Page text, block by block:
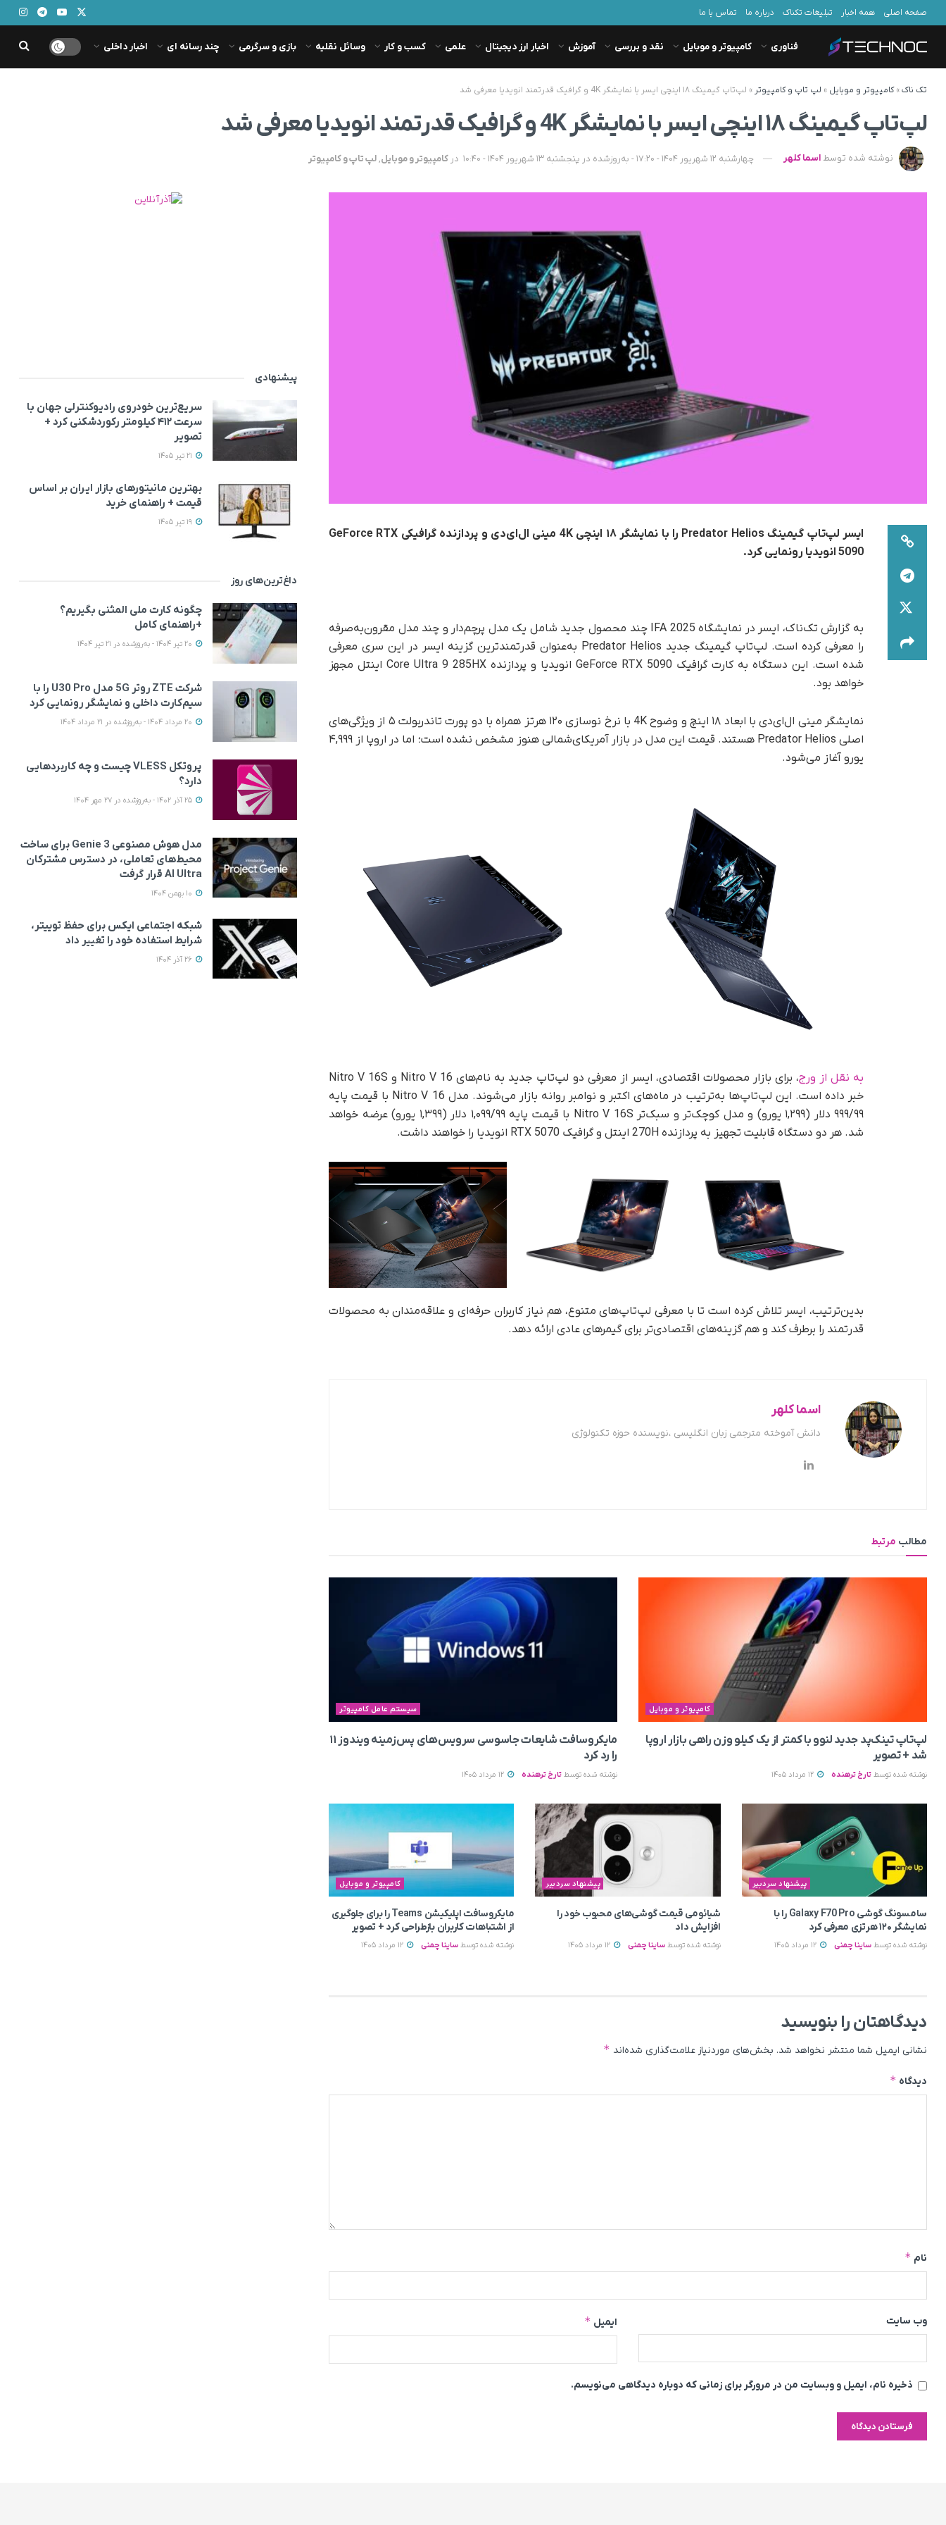
صفحه اصلی همه اخبار تبلیغات تکناک درباره ما تماس با ما
فناوری کامپیوتر و موبایل نقد و بررسی آموزش اخبار ارز دیجیتال علمی کسب و کار وسائل نقلیه بازی و سرگرمی چند رسانه ای اخبار داخلی
تک ناک»کامپیوتر و موبایل » لپ تاپ و کامپیوتر » لپ‌تاپ گیمینگ ۱۸ اینچی ایسر با نمایشگر 4K و گرافیک قدرتمند انویدیا معرفی شد
لپ‌تاپ گیمینگ ۱۸ اینچی ایسر با نمایشگر 4K و گرافیک قدرتمند انویدیا معرفی شد
نوشته شده توسط اسما کلهر چهارشنبه 12 شهریور 1404 - 17:20 - به‌روزشده در پنجشنبه 13 شهریور 1404 - 10:40 در کامپیوتر و موبایل,لپ تاپ و کامپیوتر
ایسر لپ‌تاپ گیمینگ Predator Helios را با نمایشگر ۱۸ اینچی 4K مینی ال‌ای‌دی و پردازنده گرافیکی GeForce RTX
5090 انویدیا رونمایی کرد.
به گزارش تک‌ناک، ایسر در نمایشگاه IFA 2025 چند محصول جدید شامل یک مدل پرچم‌دار و چند مدل مقرون‌به‌صرفه‌
را معرفی کرده است. لپ‌تاپ گیمینگ جدید Predator Helios به‌عنوان قدرتمندترین گزینه ایسر در این سری معرفی
شده است. این دستگاه به کارت گرافیک GeForce RTX 5090 انویدیا و پردازنده Core Ultra 9 285HX اینتل مجهز
خواهد بود.
نمایشگر مینی ال‌ای‌دی با ابعاد ۱۸ اینچ و وضوح 4K با نرخ نوسازی ۱۲۰ هرتز همراه با دو پورت تاندربولت ۵ از ویژگی‌های
اصلی Predator Helios هستند. قیمت این مدل در بازار آمریکای‌شمالی هنوز مشخص نشده است؛ اما در اروپا از ۴,۹۹۹
یورو آغاز می‌شود.
به نقل از ورج
، برای بازار محصولات اقتصادی، ایسر از معرفی دو لپ‌تاپ جدید به نام‌های Nitro V 16 و Nitro V 16S
خبر داده است. این لپ‌تاپ‌ها به‌ترتیب در ماه‌های اکتبر و نوامبر روانه بازار می‌شوند. مدل Nitro V 16 با قیمت پایه
۹۹۹/۹۹ دلار (۱,۲۹۹ یورو) و مدل کوچک‌تر و سبک‌تر Nitro V 16S با قیمت پایه ۱,۰۹۹/۹۹ دلار (۱,۳۹۹ یورو) عرضه خواهد
شد. هر دو دستگاه قابلیت تجهیز به پردازنده 270H اینتل و گرافیک RTX 5070 انویدیا را خواهند داشت.
بدین‌ترتیب، ایسر تلاش کرده است تا با معرفی لپ‌تاپ‌های متنوع، هم نیاز کاربران حرفه‌ای و علاقه‌مندان به محصولات
قدرتمند را برطرف کند و هم گزینه‌های اقتصادی‌تر برای گیمرهای عادی ارائه دهد.
اسما کلهر
دانش آموخته مترجمی زبان انگلیسی ،نویسنده حوزه تکنولوژی
مطالب مرتبط
کامپیوتر و موبایل
لپ‌تاپ تینک‌پد جدید لنوو با کمتر از یک کیلو وزن راهی بازار اروپا
شد + تصویر
نوشته شده توسط تارخ ترهنده
سیستم عامل کامپیوتر
مایکروسافت شایعات جاسوسی سرویس‌های پس‌زمینه ویندوز ۱۱
را رد کرد
نوشته شده توسط تارخ ترهنده
پیشنهاد سردبیر
سامسونگ گوشی Galaxy F70 Pro را با
نمایشگر ۱۲۰ هرتزی معرفی کرد
نوشته شده توسط ساینا چمنی
پیشنهاد سردبیر
شیائومی قیمت گوشی‌های محبوب خود را
افزایش داد
نوشته شده توسط ساینا چمنی 12 مرداد 1405
کامپیوتر و موبایل
مایکروسافت اپلیکیشن Teams را برای جلوگیری
از اشتباهات کاربران بازطراحی کرد + تصویر
نوشته شده توسط ساینا چمنی
دیدگاهتان را بنویسید
نشانی ایمیل شما منتشر نخواهد شد. بخش‌های موردنیاز علامت‌گذاری شده‌اند *
دیدگاه *
نام *
ایمیل * وب‌ سایت
ذخیره نام، ایمیل و وبسایت من در مرورگر برای زمانی که دوباره دیدگاهی می‌نویسم.
پیشنهادی
سریع‌ترین خودروی رادیوکنترلی جهان با
سرعت ۴۱۲ کیلومتر رکوردشکنی کرد +
تصویر
بهترین مانیتورهای بازار ایران بر اساس
قیمت + راهنمای خرید
داغ‌ترین‌های روز
چگونه کارت ملی المثنی بگیریم؟
+راهنمای کامل
شرکت ZTE روتر 5G مدل U30 Pro را با
سیم‌کارت داخلی و نمایشگر رونمایی کرد
پروتکل VLESS چیست و چه کاربردهایی
دارد؟
مدل هوش مصنوعی Genie 3 برای ساخت
محیط‌های تعاملی، در دسترس مشترکان
AI Ultra قرار گرفت
شبکه اجتماعی ایکس برای حفظ توییتر،
شرایط استفاده خود را تغییر داد